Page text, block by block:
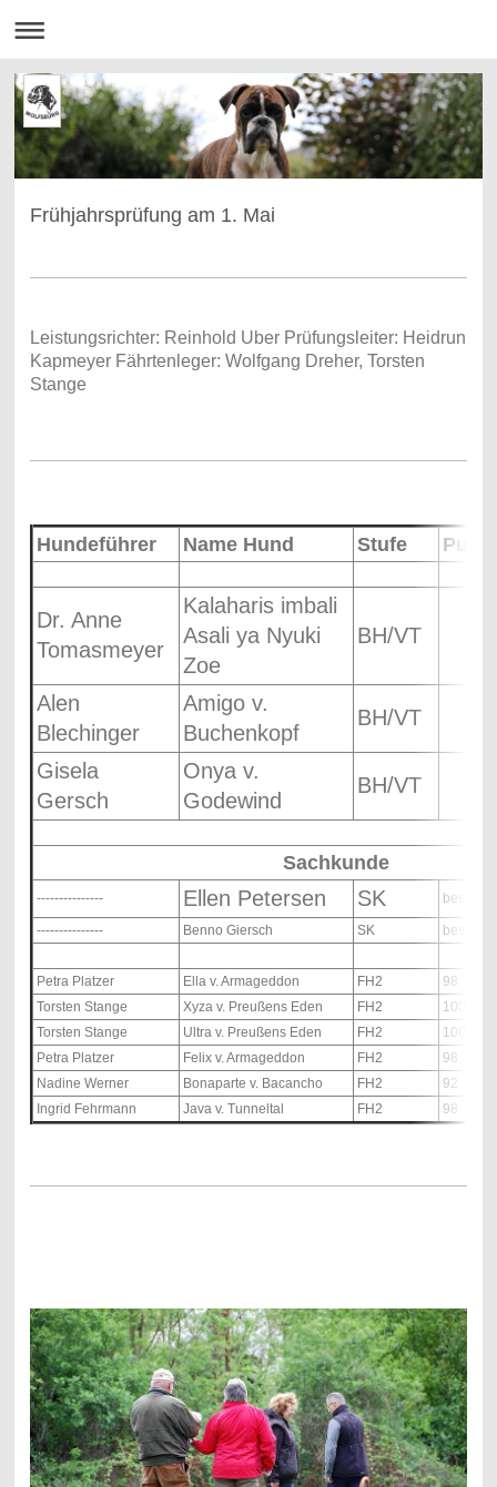
Frühjahrsprüfung am 1. Mai
Leistungsrichter: Reinhold Uber Prüfungsleiter: Heidrun
Kapmeyer Fährtenleger: Wolfgang Dreher, Torsten
Stange
Hundeführer Name Hund Stufe
Dr. Anne
Tomasmeyer
Kalaharis imbali
Asali ya Nyuki
Zoe
BH/VT
Alen
Blechinger
Amigo v.
Buchenkopf
BH/VT
Gisela
Gersch
Onya v.
Godewind
BH/VT
Sachkunde
--------------- Ellen Petersen SK
--------------- Benno Giersch SK
Petra Platzer Ella v. Armageddon FH2
98
Torsten Stange
Xyza v. Preußens Eden FH2
100
Torsten Stange
Ultra v. Preußens Eden FH2
100
Petra Platzer
Felix v. Armageddon FH2
98
Nadine Werner
Bonaparte v. Bacancho FH2
92
Ingrid Fehrmann
Java v. Tunneltal FH2 98